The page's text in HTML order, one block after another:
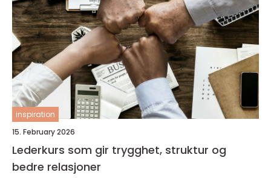
inspiration
15. February 2026
Lederkurs som gir trygghet, struktur og
bedre relasjoner